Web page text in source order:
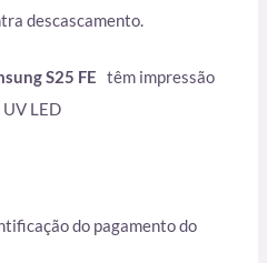
descascamento.
S25 FE
têm impressão
LED
do pagamento do